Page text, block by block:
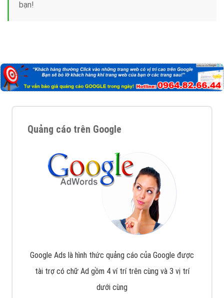
bạn!
Quảng cáo trên Google
Google Ads là hình thức quảng cáo của Google được
tài trợ có chữ Ad gồm 4 ví trí trên cùng và 3 vị trí
dưới cùng